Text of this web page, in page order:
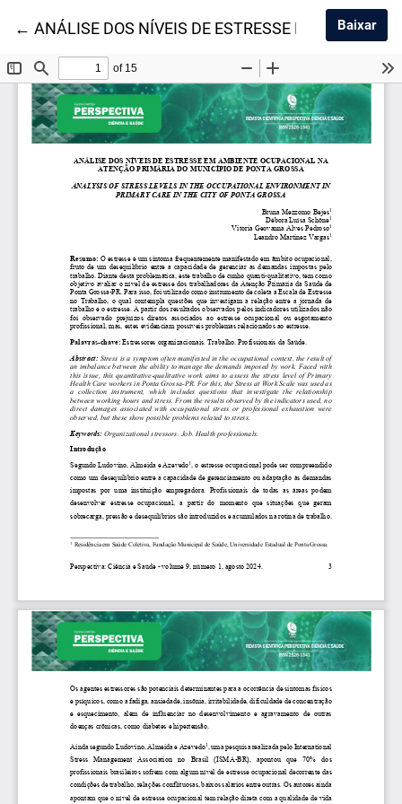
←Voltar aos Detalhes do Artigo
ANÁLISE DOS NÍVEIS DE ESTRESSE EM Baixar